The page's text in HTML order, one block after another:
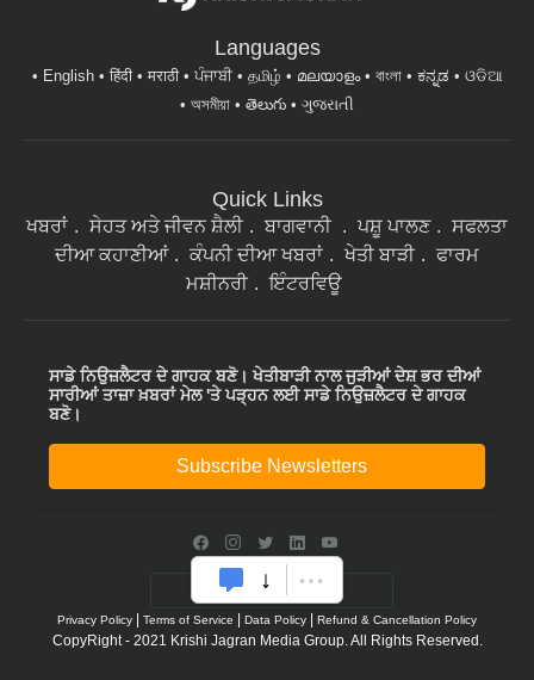
Languages
English हिंदी मराठी ਪੰਜਾਬੀ தமிழ் മലയാളം বাংলা ಕನ್ನಡ
ଓଡିଆ
অসমীয়া
తెలుగు ગુજરાતી
Quick Links
ਖਬਰਾਂ ਸੇਹਤ ਅਤੇ ਜੀਵਨ ਸ਼ੈਲੀ ਬਾਗਵਾਨੀ ਪਸ਼ੂ ਪਾਲਣ
ਸਫਲਤਾ
ਦੀਆ ਕਹਾਣੀਆਂ
ਕੰਪਨੀ ਦੀਆ ਖਬਰਾਂ ਖੇਤੀ ਬਾੜੀ
ਫਾਰਮ
ਮਸ਼ੀਨਰੀ
ਇੰਟਰਵਿਊ
ਸਾਡੇ ਨਿਉਜ਼ਲੈਟਰ ਦੇ ਗਾਹਕ ਬਣੋ। ਖੇਤੀਬਾੜੀ ਨਾਲ ਜੁੜੀਆਂ ਦੇਸ਼ ਭਰ ਦੀਆਂ
ਸਾਰੀਆਂ ਤਾਜ਼ਾ ਖ਼ਬਰਾਂ ਮੇਲ 'ਤੇ ਪੜ੍ਹਨ ਲਈ ਸਾਡੇ ਨਿਉਜ਼ਲੈਟਰ ਦੇ ਗਾਹਕ
ਬਣੋ।
Subscribe Newsletters
Privacy Policy Terms of Service Data Policy Refund & Cancellation Policy
CopyRight - 2021 Krishi Jagran Media Group. All Rights Reserved.